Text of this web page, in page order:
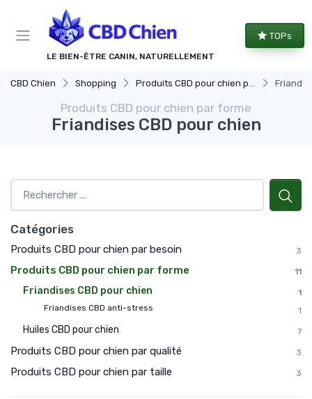
LE BIEN-ÊTRE CANIN, NATURELLEMENT
TOPs
CBD Chien Shopping Produits CBD pour chien par forme
Produits CBD pour chien par forme
Friandises CBD pour chien
Catégories
Produits CBD pour chien par besoin 3
Produits CBD pour chien par forme 11
Friandises CBD pour chien
1
Friandises CBD anti-stress
1
Huiles CBD pour chien 7
Produits CBD pour chien par qualité 3
Produits CBD pour chien par taille 3
Panneau de gestion des cookies